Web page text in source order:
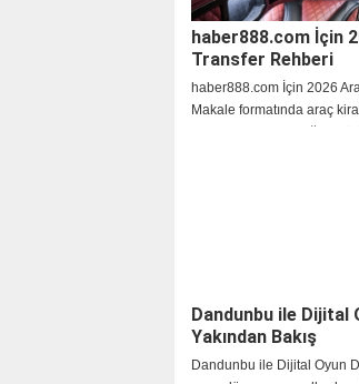
haber888.com İçin
Transfer Rehberi
haber888.com İçin 2026
Makale formatında araç
Dandunbu ile Dijital
Yakından Bakış
Dandunbu ile Dijital Oyun